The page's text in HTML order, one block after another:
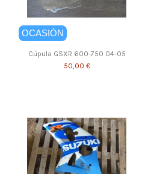
OCASIÓN
Cúpula GSXR 600-750 04-05
50,00 €